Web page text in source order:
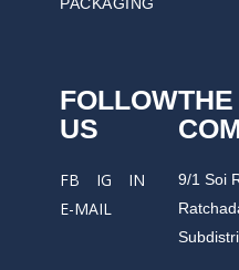
FOLLOW
US
FB IG
IN
E-MAIL
9/1 Soi